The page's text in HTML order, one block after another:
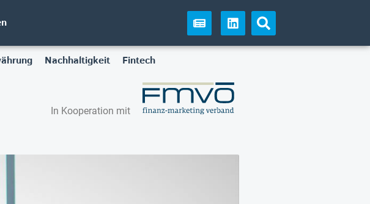
Nachhaltigkeit Fintech
In Kooperation mit